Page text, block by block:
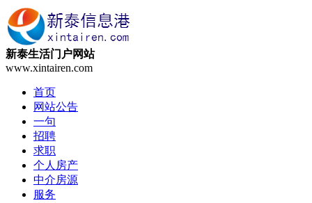
新泰生活门户网站
www.xintairen.com
首页
网站公告
一句
招聘
求职
个人房产
中介房源
服务